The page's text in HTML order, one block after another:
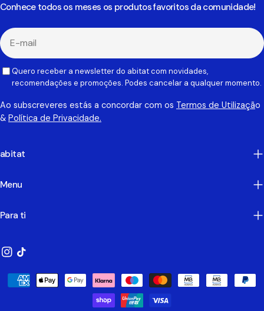
Conhece todos os meses os produtos favoritos da comunidade!
E-
mail
Quero receber a newsletter do abitat com novidades,
recomendações e promoções. Podes cancelar a qualquer momento.
Ao subscreveres estás a concordar com os Termos de Utilização
& Política de Privacidade.
abitat
Menu
Para ti
Instagram
TikTok
Métodos